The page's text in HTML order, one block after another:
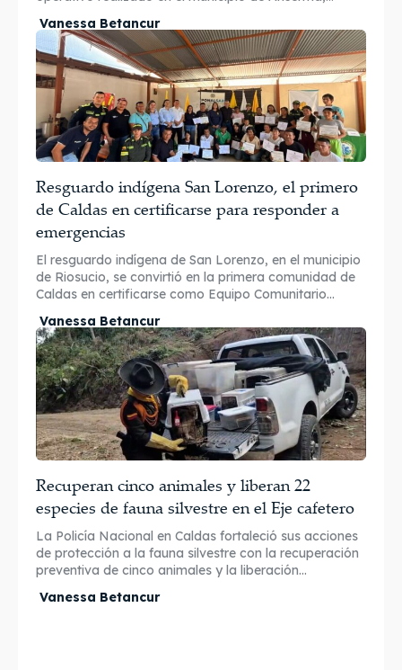
Vanessa Betancur
Resguardo indígena San Lorenzo, el primero
de Caldas en certificarse para responder a
emergencias
El resguardo indígena de San Lorenzo, en el municipio
de Riosucio, se convirtió en la primera comunidad de
Caldas en certificarse como Equipo Comunitario...
Vanessa Betancur
Recuperan cinco animales y liberan 22
especies de fauna silvestre en el Eje cafetero
La Policía Nacional en Caldas fortaleció sus acciones
de protección a la fauna silvestre con la recuperación
preventiva de cinco animales y la liberación...
Vanessa Betancur